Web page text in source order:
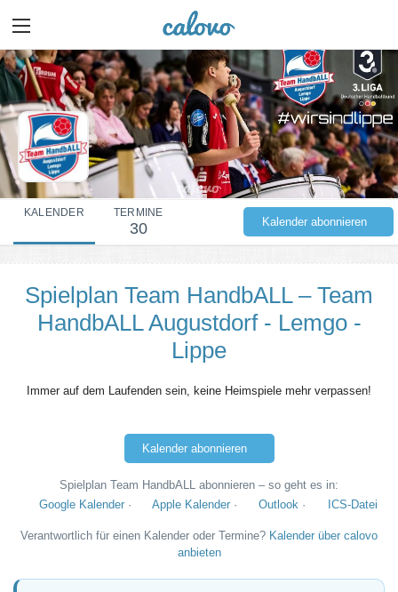
KALENDER TERMINE
30 Kalender abonnieren
Spielplan Team HandbALL – Team
HandbALL Augustdorf - Lemgo -
Lippe
Immer auf dem Laufenden sein, keine Heimspiele mehr verpassen!
Kalender abonnieren
Spielplan Team HandbALL abonnieren – so geht es in:
Google Kalender· Apple Kalender · Outlook · ICS-Datei
Verantwortlich für einen Kalender oder Termine? Kalender über calovo
anbieten